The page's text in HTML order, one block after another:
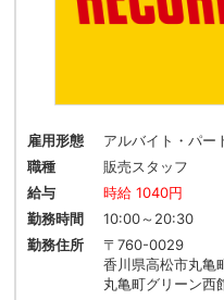
雇用形態
アルバイト・パー
職種
販売スタッフ
給与
時給 1040円
勤務時間
10:00～20:30
勤務住所
〒760-0029
香川県高松市丸亀
丸亀町グリーン西